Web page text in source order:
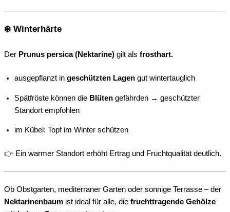
❄️ Winterhärte
Der Prunus persica (Nektarine) gilt als frosthart.
ausgepflanzt in geschützten Lagen gut wintertauglich
Spätfröste können die Blüten gefährden → geschützter
Standort empfohlen
im Kübel: Topf im Winter schützen
👉 Ein warmer Standort erhöht Ertrag und Fruchtqualität deutlich.
Ob Obstgarten, mediterraner Garten oder sonnige Terrasse – der
Nektarinenbaum ist ideal für alle, die fruchttragende Gehölze